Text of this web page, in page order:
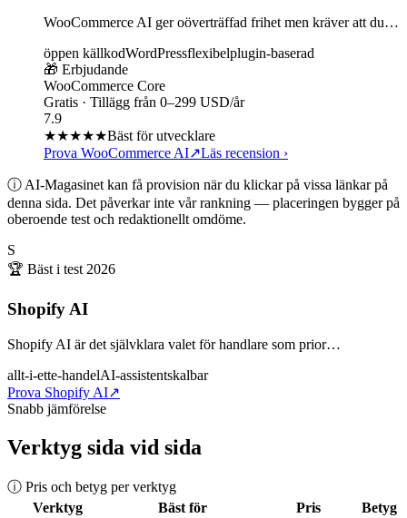
WooCommerce AI ger oöverträffad frihet men kräver att du…
öppen källkodWordPressflexibelplugin-baserad
🎁 Erbjudande
WooCommerce Core
Gratis · Tillägg från 0–299 USD/år
7.9
★★★★★Bäst för utvecklare
Prova WooCommerce AI↗Läs recension ›
ⓘ AI-Magasinet kan få provision när du klickar på vissa länkar på
denna sida. Det påverkar inte vår rankning — placeringen bygger på
oberoende test och redaktionellt omdöme.
S
🏆 Bäst i test 2026
Shopify AI
Shopify AI är det självklara valet för handlare som prior…
allt-i-ette-handelAI-assistentskalbar
Prova Shopify AI↗
Snabb jämförelse
Verktyg sida vid sida
ⓘ Pris och betyg per verktyg
Verktyg
Bäst för Pris Betyg